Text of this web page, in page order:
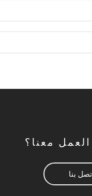
معنا؟
بنا